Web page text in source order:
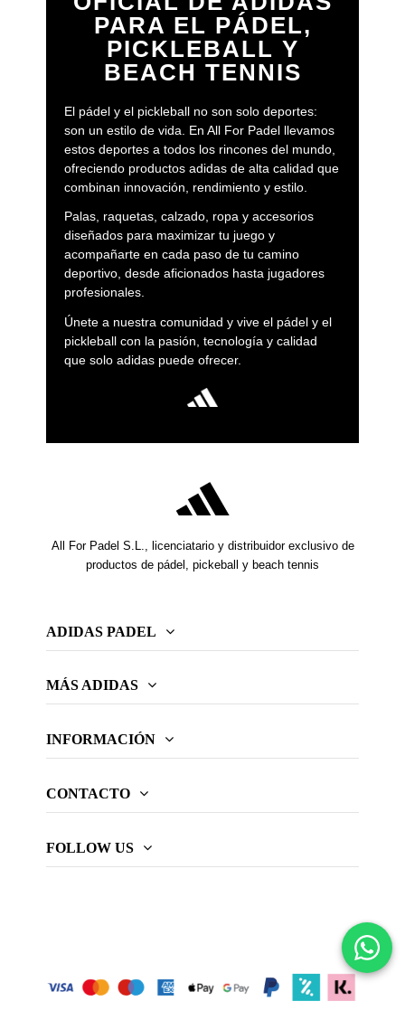
PARA EL PÁDEL,
PICKLEBALL Y
BEACH TENNIS
El pádel y el pickleball no son solo deportes:
son un estilo de vida. En All For Padel llevamos
estos deportes a todos los rincones del mundo,
ofreciendo productos adidas de alta calidad que
combinan innovación, rendimiento y estilo.
Palas, raquetas, calzado, ropa y accesorios
diseñados para maximizar tu juego y
acompañarte en cada paso de tu camino
deportivo, desde aficionados hasta jugadores
profesionales.
Únete a nuestra comunidad y vive el pádel y el
pickleball con la pasión, tecnología y calidad
que solo adidas puede ofrecer.
All For Padel S.L., licenciatario y distribuidor exclusivo de
productos de pádel, pickeball y beach tennis
ADIDAS PADEL
MÁS ADIDAS
INFORMACIÓN
CONTACTO
FOLLOW US